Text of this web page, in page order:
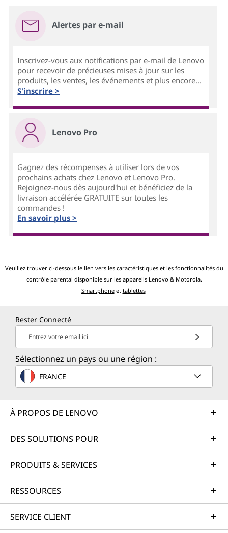
Alertes par e-mail
Inscrivez-vous aux notifications par e-mail de Lenovo
pour recevoir de précieuses mises à jour sur les
produits, les ventes, les événements et plus encore...
S'inscrire >
Lenovo Pro
Gagnez des récompenses à utiliser lors de vos
prochains achats chez Lenovo et Lenovo Pro.
Rejoignez-nous dès aujourd'hui et bénéficiez de la
livraison accélérée GRATUITE sur toutes les
commandes !
En savoir plus >
Veuillez trouver ci-dessous le lien vers les caractéristiques et les fonctionnalités du
contrôle parental disponible sur les appareils Lenovo & Motorola.
Smartphoneet tablettes
Rester Connecté
Entrez votre email ici
Sélectionnez un pays ou une région :
FRANCE
À PROPOS DE LENOVO
DES SOLUTIONS POUR
PRODUITS & SERVICES
RESSOURCES
SERVICE CLIENT